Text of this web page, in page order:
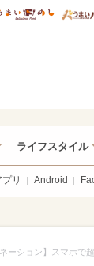
研 ディズニー特
うまい
ライフスタイル
プリ Android
ネーション】スマホで